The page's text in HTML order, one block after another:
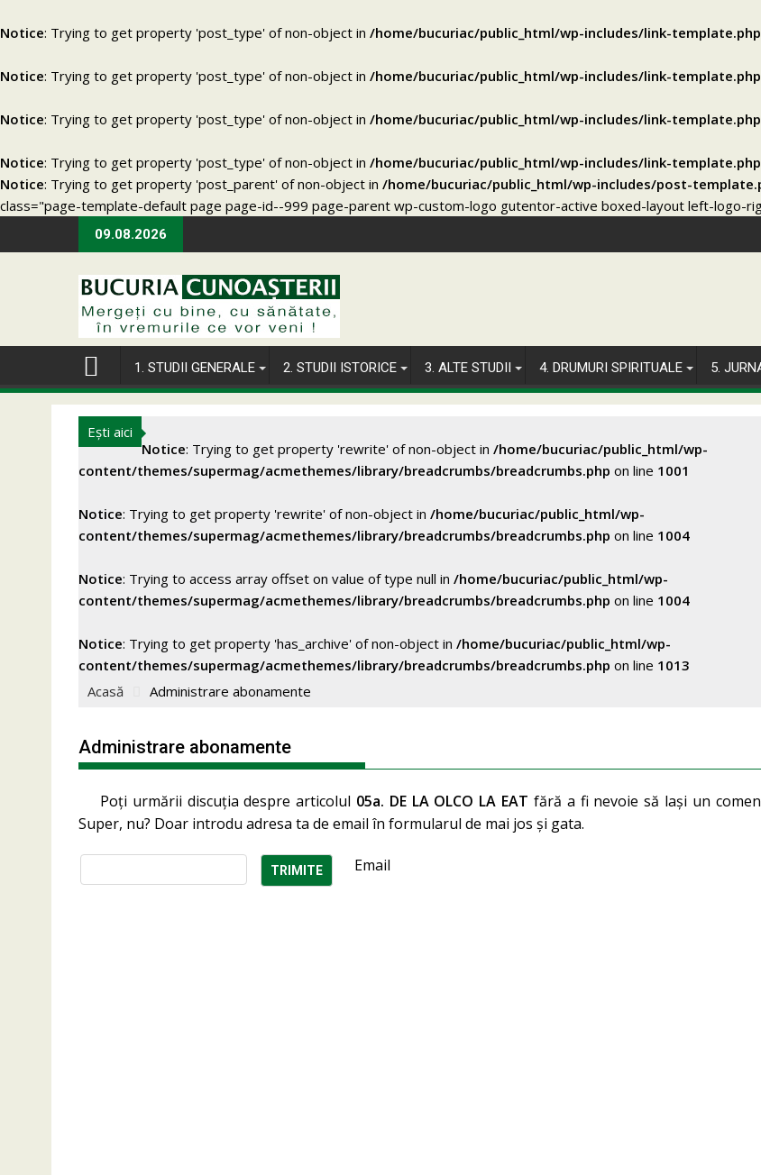
Notice: Trying to get property 'post_type' of non-object in /home/bucuriac/public_html/wp-includes/link-template.php
Notice: Trying to get property 'post_type' of non-object in /home/bucuriac/public_html/wp-includes/link-template.php
Notice: Trying to get property 'post_type' of non-object in /home/bucuriac/public_html/wp-includes/link-template.php
Notice: Trying to get property 'post_type' of non-object in /home/bucuriac/public_html/wp-includes/link-template.php
Notice: Trying to get property 'post_parent' of non-object in /home/bucuriac/public_html/wp-includes/post-
class="page-template-default page page-id--999 page-parent wp-custom-logo gutentor-active boxed-layout left-logo-
to
09.08.2026
1. STUDII GENERALE 2. STUDII ISTORICE 3. ALTE STUDII 4. DRUMURI SPIRITUALE 5.
Ești aici
Notice: Trying to get property 'rewrite' of non-object in /home/bucuriac/public_html/wp-
content/themes/supermag/acmethemes/library/breadcrumbs/breadcrumbs.php on line 1001
Notice: Trying to get property 'rewrite' of non-object in /home/bucuriac/public_html/wp-
content/themes/supermag/acmethemes/library/breadcrumbs/breadcrumbs.php on line 1004
Notice: Trying to access array offset on value of type null in /home/bucuriac/public_html/wp-
content/themes/supermag/acmethemes/library/breadcrumbs/breadcrumbs.php on line 1004
Notice: Trying to get property 'has_archive' of non-object in /home/bucuriac/public_html/wp-
content/themes/supermag/acmethemes/library/breadcrumbs/breadcrumbs.php on line 1013
Acasă
Administrare abonamente
Administrare abonamente
Poți urmării discuția despre articolul 05a. DE LA OLCO LA EAT fără a fi nevoie să lași un
Super, nu? Doar introdu adresa ta de email în formularul de mai jos și gata.
Email